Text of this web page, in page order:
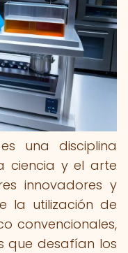
una disciplina
ciencia y el arte
innovadores y
la utilización de
convencionales,
que desafían los